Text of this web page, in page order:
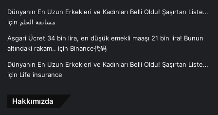
Dünyanın En Uzun Erkekleri ve Kadınları Belli Oldu! Şaşırtan Liste…
için مسابقة الحلم
Asgari Ücret 34 bin lira, en düşük emekli maaşı 21 bin lira! Bunun
altındaki rakam.. için Binance代码
Dünyanın En Uzun Erkekleri ve Kadınları Belli Oldu! Şaşırtan Liste…
için Life insurance
Hakkımızda